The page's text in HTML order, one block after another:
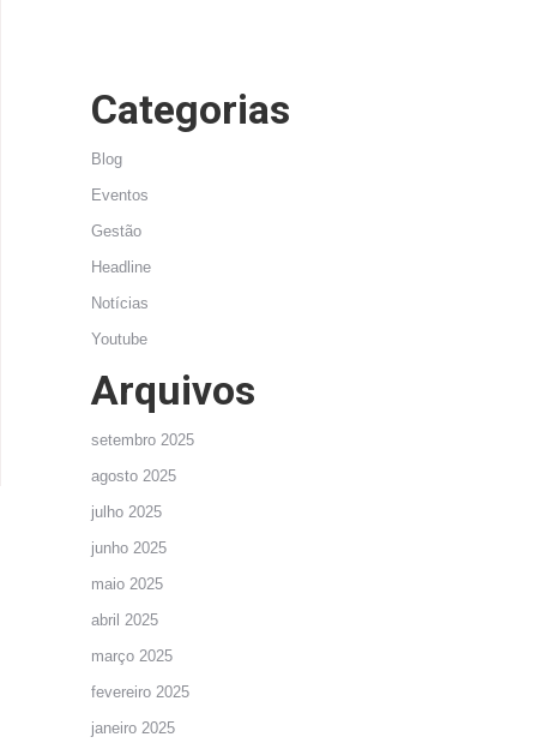
Categorias
Blog
Eventos
Gestão
Headline
Notícias
Youtube
Arquivos
setembro 2025
agosto 2025
julho 2025
junho 2025
maio 2025
abril 2025
março 2025
fevereiro 2025
janeiro 2025